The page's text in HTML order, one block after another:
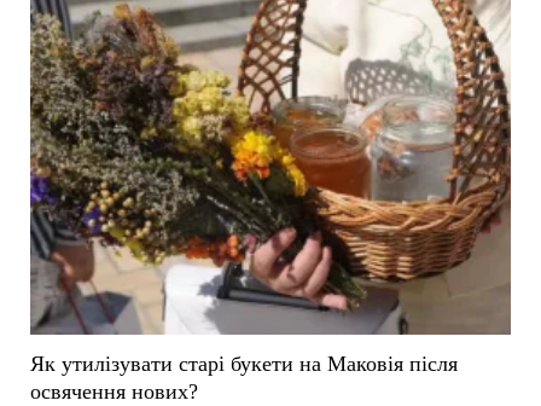
Як утилізувати старі букети на Маковія після
освячення нових?